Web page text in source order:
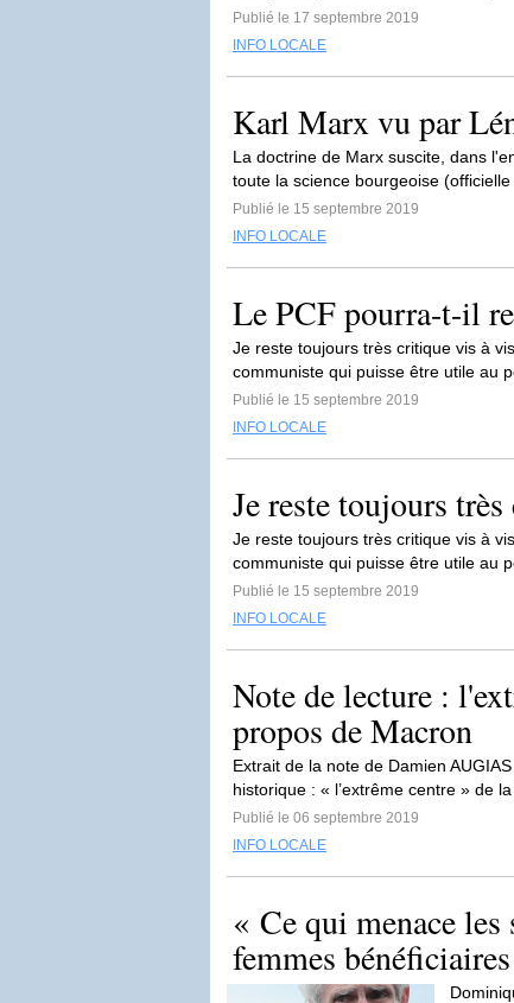
Publié le 17 septembre 2019
INFO LOCALE
Karl Marx vu par
La doctrine de Marx suscite, dans
toute la science bourgeoise (officielle
Publié le 15 septembre 2019
INFO LOCALE
Le PCF pourra-t-il
Je reste toujours très critique vis à
communiste qui puisse être utile au
Publié le 15 septembre 2019
INFO LOCALE
Je reste toujours
Je reste toujours très critique vis à
communiste qui puisse être utile au
Publié le 15 septembre 2019
INFO LOCALE
Note de lecture :
propos de Macron
Extrait de la note de Damien
historique : « l’extrême centre » de
Publié le 06 septembre 2019
INFO LOCALE
« Ce qui menace les
femmes